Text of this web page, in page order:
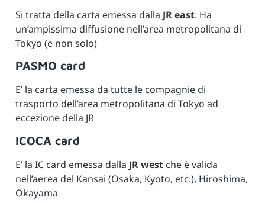
Si tratta della carta emessa dalla JR east. Ha
un’ampissima diffusione nell’area metropolitana di
Tokyo (e non solo)
PASMO card
E’ la carta emessa da tutte le compagnie di
trasporto dell’area metropolitana di Tokyo ad
eccezione della JR
ICOCA card
E’ la IC card emessa dalla JR west che è valida
nell’aerea del Kansai (Osaka, Kyoto, etc.), Hiroshima,
Okayama